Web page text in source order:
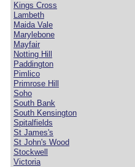
Kings Cross
Lambeth
Maida Vale
Marylebone
Mayfair
Notting Hill
Paddington
Pimlico
Primrose Hill
Soho
South Bank
South Kensington
Spitalfields
St James's
St John's Wood
Stockwell
Victoria